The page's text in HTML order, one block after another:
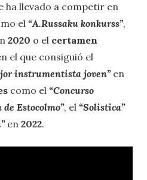
ha llevado a competir en
el“A.Russaku konkurss”,
2020 o el certamen
el que consiguió el
instrumentista joven”en
como el “Concurso
Estocolmo”, el “Solistica”
en 2022.